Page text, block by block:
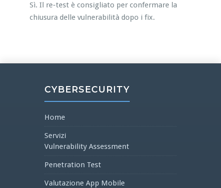
Sì. Il re-test è consigliato per confermare la
chiusura delle vulnerabilità dopo i fix.
CYBERSECURITY
Home
Servizi
Vulnerability Assessment
Penetration Test
Valutazione App Mobile